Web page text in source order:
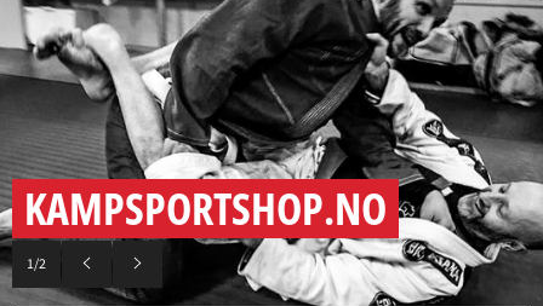
KAMPSPORTSHOP.NO
1/2
ForrigeNeste